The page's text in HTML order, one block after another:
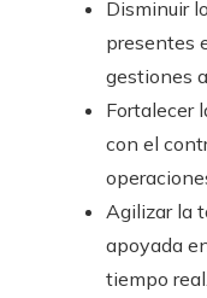
Disminuir
presentes
gestiones
Fortalecer
con el
Agilizar la
apoyada
tiempo real.